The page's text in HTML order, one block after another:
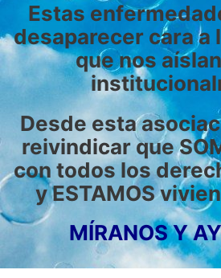
Estas
desaparecer cara a
que nos
Desde esta
reivindicar que
con todos los
y ESTAMOS
MÍRANOSY